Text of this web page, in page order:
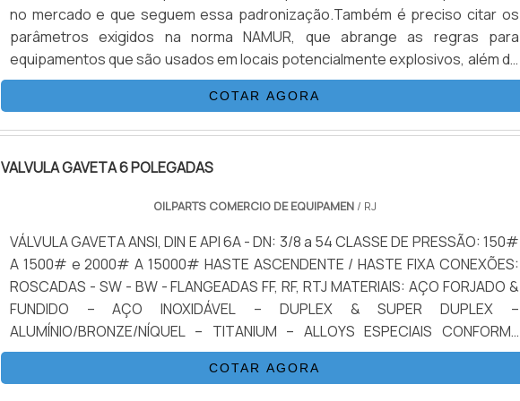
categoria A. Por esse motivo, o mais indicado ao necessitar desse utensílio é
contar com uma empresa qualificada e experiente no ramo..
no mercado e que seguem essa padronização.Também é preciso citar os
parâmetros exigidos na norma NAMUR, que abrange as regras para
equipamentos que são usados em locais potencialmente explosivos, além de
regulamentar padrões de acoplamento, entre outras questões.Estrutura da
válvula solenóide NAMURA válvula solenóide NAMUR possui algumas
características .
COTAR AGORA
VALVULA GAVETA 6 POLEGADAS
OILPARTS COMERCIO DE EQUIPAMEN/ RJ
VÁLVULA GAVETA ANSI, DIN E API 6A - DN: 3/8 a 54 CLASSE DE PRESSÃO: 150#
A 1500# e 2000# A 15000# HASTE ASCENDENTE / HASTE FIXA CONEXÕES:
ROSCADAS - SW - BW - FLANGEADAS FF, RF, RTJ MATERIAIS: AÇO FORJADO &
FUNDIDO – AÇO INOXIDÁVEL – DUPLEX & SUPER DUPLEX –
ALUMÍNIO/BRONZE/NÍQUEL – TITANIUM – ALLOYS ESPECIAIS CONFORME
CONSULTA ACIONAMENTO: MANUAL
COTAR AGORA